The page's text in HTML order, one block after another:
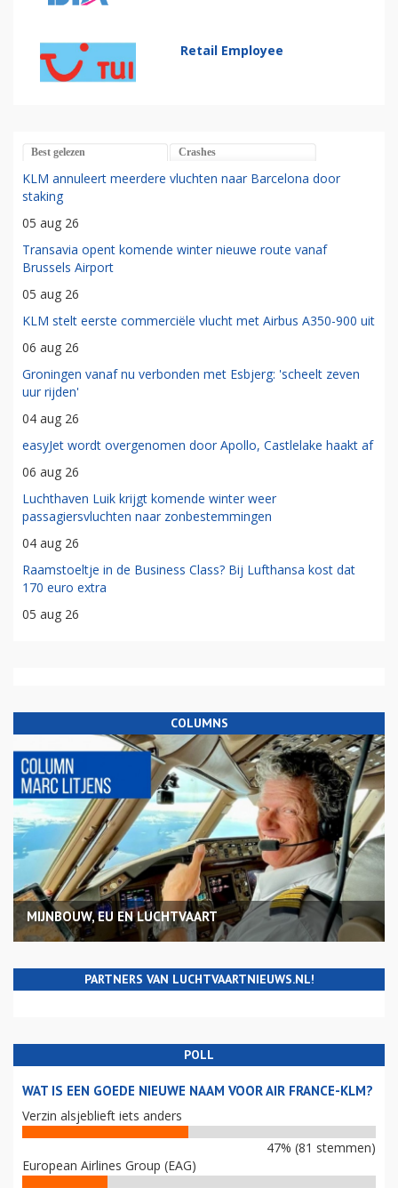
Retail Employee
Best gelezen Crashes
KLM annuleert meerdere vluchten naar Barcelona door
staking
05 aug 26
Transavia opent komende winter nieuwe route vanaf
Brussels Airport
05 aug 26
KLM stelt eerste commerciële vlucht met Airbus A350-900 uit
06 aug 26
Groningen vanaf nu verbonden met Esbjerg: 'scheelt zeven
uur rijden'
04 aug 26
easyJet wordt overgenomen door Apollo, Castlelake haakt af
06 aug 26
Luchthaven Luik krijgt komende winter weer
passagiersvluchten naar zonbestemmingen
04 aug 26
Raamstoeltje in de Business Class? Bij Lufthansa kost dat
170 euro extra
05 aug 26
COLUMNS
MIJNBOUW, EU EN LUCHTVAART
PARTNERS VAN LUCHTVAARTNIEUWS.NL!
POLL
WAT IS EEN GOEDE NIEUWE NAAM VOOR AIR FRANCE-KLM?
Verzin alsjeblieft iets anders
47% (81 stemmen)
European Airlines Group (EAG)